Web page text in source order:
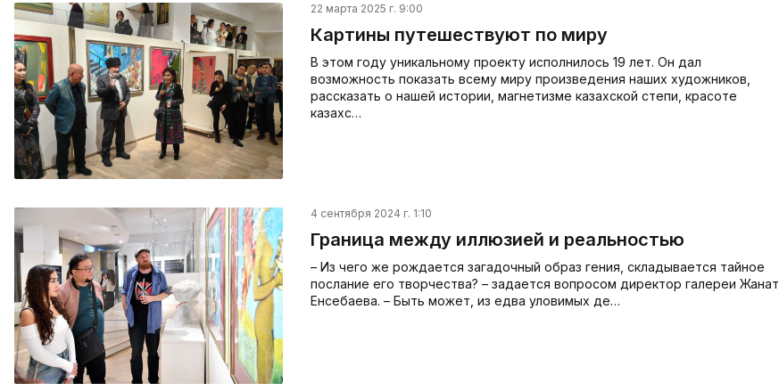
22 марта 2025 г. 9:00
Картины путешествуют по миру
В этом году уникальному проекту исполнилось 19 лет. Он дал
возможность показать всему миру произведения наших художников,
рассказать о нашей истории, магнетизме казахской степи, красоте
казахс…
4 сентября 2024 г. 1:10
Граница между иллюзией и реальностью
– Из чего же рождается загадочный образ гения, складывается тайное
послание его творчества? – задается вопросом директор галереи Жанат
Енсебаева. – Быть может, из едва уловимых де…